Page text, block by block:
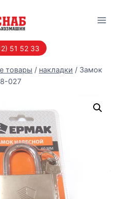
51 52 33
товары / накладки / Замок
027